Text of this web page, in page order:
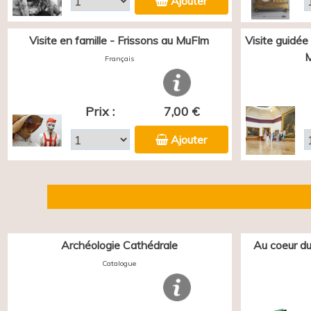
Visite en famille - Frissons au MuFIm
Français
Prix : 7,00 €
Ajouter
Visite
Archéologie Cathédrale
Catalogue
Au coeur